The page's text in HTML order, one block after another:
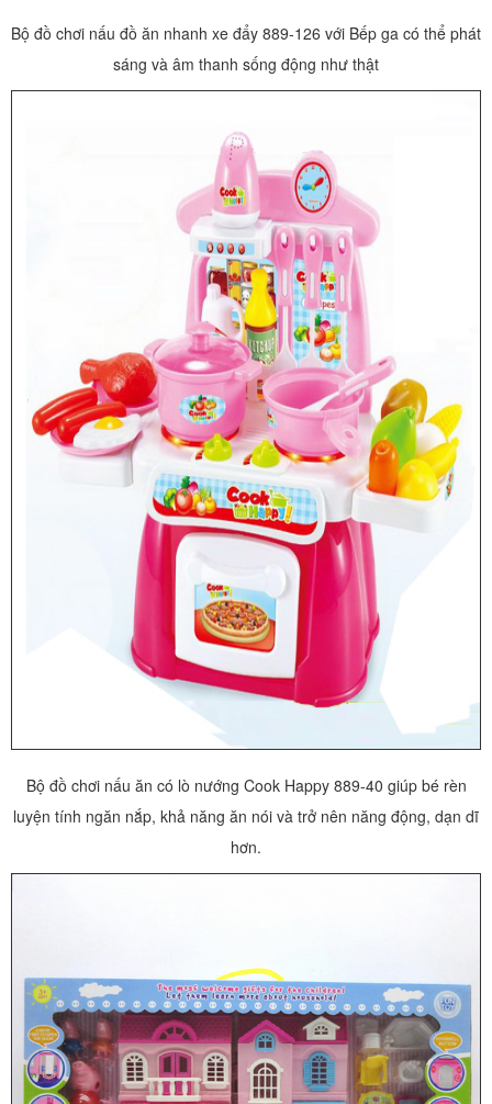
Bộ đồ chơi nấu đồ ăn nhanh xe đẩy 889-126 với Bếp ga có thể phát
sáng và âm thanh sống động như thật
Bộ đồ chơi nấu ăn có lò nướng Cook Happy 889-40 giúp bé rèn
luyện tính ngăn nắp, khả năng ăn nói và trở nên năng động, dạn dĩ
hơn.